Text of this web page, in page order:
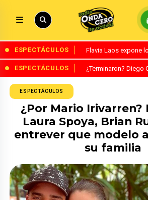
ESPECTÁCULOS Flavia Laos expone
ESPECTÁCULOS ¿Terminaron? Diego
ESPECTÁCULOS
¿Por Mario Irivarren?
Laura Spoya, Brian
entrever que modelo
su familia